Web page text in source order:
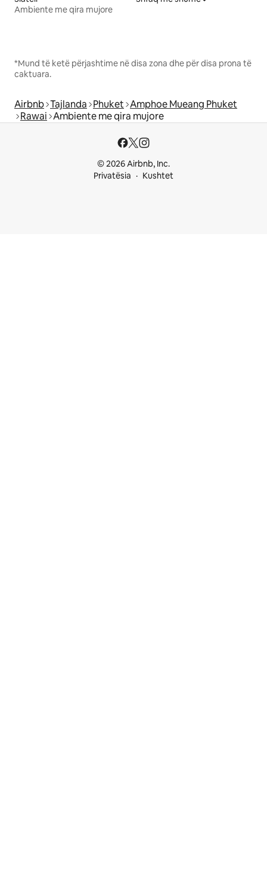
Ambiente me qira mujore
*Mund të ketë përjashtime në disa zona dhe për disa prona të
caktuara.
Airbnb Tajlanda Phuket Amphoe Mueang Phuket
Rawai Ambiente me qira mujore
© 2026 Airbnb, Inc.
Privatësia
Kushtet